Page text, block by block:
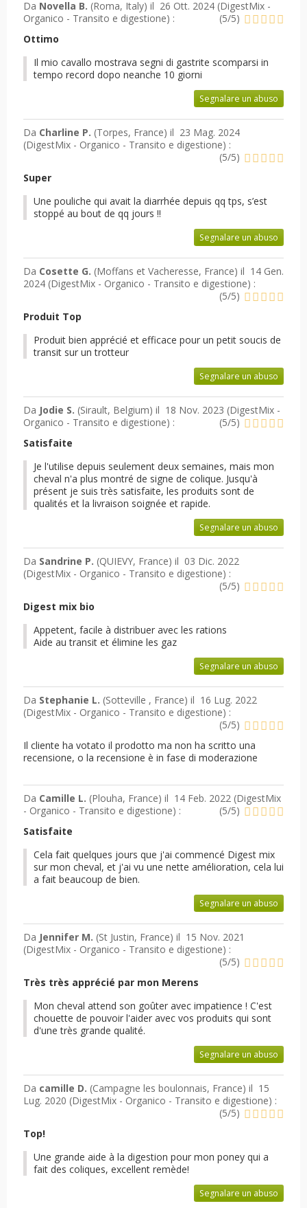
Da Novella B. (Roma, Italy) il 26 Ott. 2024 (DigestMix -
Organico - Transito e digestione) : (5/5)
Ottimo
Il mio cavallo mostrava segni di gastrite scomparsi in
tempo record dopo neanche 10 giorni
Segnalare un abuso
Da Charline P. (Torpes, France) il 23 Mag. 2024
(DigestMix - Organico - Transito e digestione) :
(5/5)
Super
Une pouliche qui avait la diarrhée depuis qq tps, s’est
stoppé au bout de qq jours !!
Segnalare un abuso
Da Cosette G. (Moffans et Vacheresse, France) il 14 Gen.
2024 (DigestMix - Organico - Transito e digestione) :
(5/5)
Produit Top
Produit bien apprécié et efficace pour un petit soucis de
transit sur un trotteur
Segnalare un abuso
Da Jodie S. (Sirault, Belgium) il 18 Nov. 2023 (DigestMix -
Organico - Transito e digestione) : (5/5)
Satisfaite
Je l'utilise depuis seulement deux semaines, mais mon
cheval n'a plus montré de signe de colique. Jusqu'à
présent je suis très satisfaite, les produits sont de
qualités et la livraison soignée et rapide.
Segnalare un abuso
Da Sandrine P. (QUIEVY, France) il 03 Dic. 2022
(DigestMix - Organico - Transito e digestione) :
(5/5)
Digest mix bio
Appetent, facile à distribuer avec les rations
Aide au transit et élimine les gaz
Segnalare un abuso
Da Stephanie L. (Sotteville , France) il 16 Lug. 2022
(DigestMix - Organico - Transito e digestione) :
(5/5)
Il cliente ha votato il prodotto ma non ha scritto una
recensione, o la recensione è in fase di moderazione
Da Camille L. (Plouha, France) il 14 Feb. 2022 (DigestMix
- Organico - Transito e digestione) : (5/5)
Satisfaite
Cela fait quelques jours que j'ai commencé Digest mix
sur mon cheval, et j'ai vu une nette amélioration, cela lui
a fait beaucoup de bien.
Segnalare un abuso
Da Jennifer M. (St Justin, France) il 15 Nov. 2021
(DigestMix - Organico - Transito e digestione) :
(5/5)
Très très apprécié par mon Merens
Mon cheval attend son goûter avec impatience ! C'est
chouette de pouvoir l'aider avec vos produits qui sont
d'une très grande qualité.
Segnalare un abuso
Da camille D. (Campagne les boulonnais, France) il 15
Lug. 2020 (DigestMix - Organico - Transito e digestione) :
(5/5)
Top!
Une grande aide à la digestion pour mon poney qui a
fait des coliques, excellent remède!
Segnalare un abuso